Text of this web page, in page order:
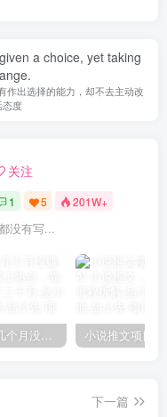
a choice, yet taking
作出选择的能力，却不去主动改
度
关注
1 5 201W+
没有写...
做 IP 切片几个月没赚到什么钱，蹭上热点，靠一个视频赚了二十万-品小先项目发源地
下一篇